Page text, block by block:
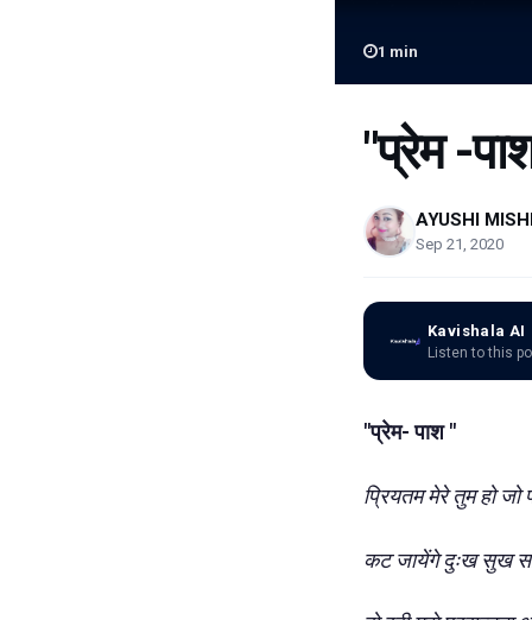
1 min
"प्रेम -
AYUSHI
Sep 21, 2020
Kavishala AI
Listen to this
"प्रेम- पाश "
प्रियतम मेरे तुम हो जो
कट जायेंगे दुःख सुख